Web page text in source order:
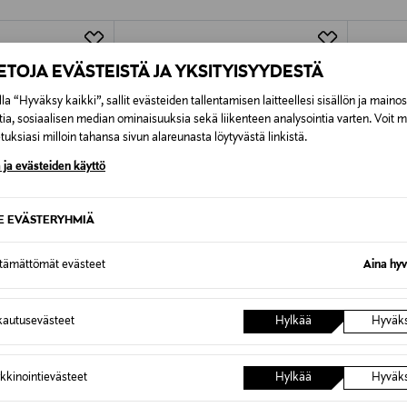
EVÄSTEISTÄ JA YKSITYISYYDESTÄ
“Hyväksy kaikki”, sallit evästeiden tallentamisen laitteellesi sisällön ja
sosiaalisen median ominaisuuksia sekä liikenteen analysointia varten. Voit
milloin tahansa sivun alareunasta löytyvästä linkistä.
ja evästeiden käyttö
EVÄSTERYHMIÄ
evästeet Aina
Hylkää
Hylkää
Alk. 6,90 €, kun toimitus on
GANT
Discounted Price
53,90 € 89,90 €
ALE
VILA
14,90 €